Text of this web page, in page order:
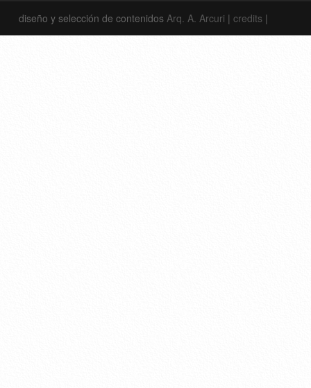
diseño y selección de contenidos Arq. A. Arcuri | credits |